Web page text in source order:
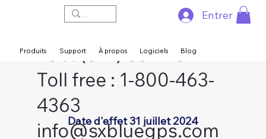
Entrer
Produits Support À propos Logiciels Blog
Politique de Confidentialité de SXblue
Date d'effet 31 juillet 2024
Tel. : (514) 354-2511
Toll free : 1-800-463-
4363
info@sxbluegps.com